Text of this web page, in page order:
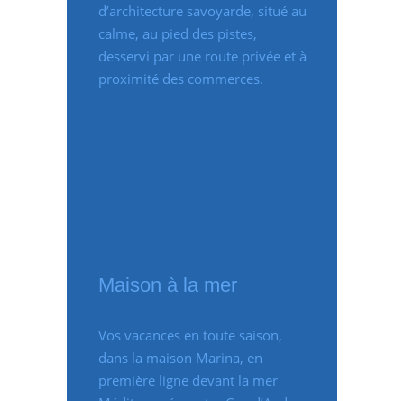
d’architecture savoyarde, situé au
calme, au pied des pistes,
desservi par une route privée et à
proximité des commerces.
Maison à la mer
Vos vacances en toute saison,
dans la maison Marina, en
première ligne devant la mer